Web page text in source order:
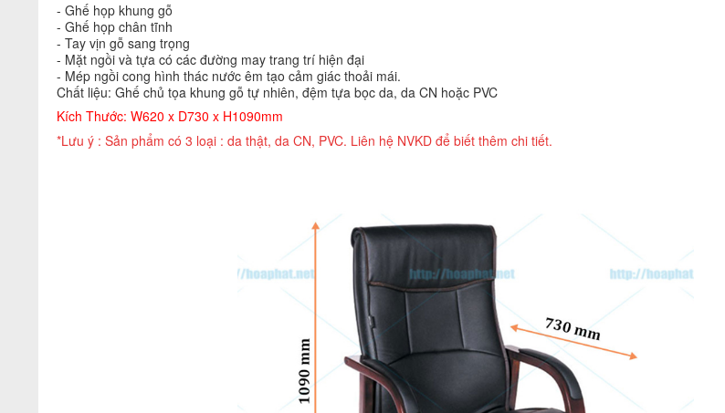
- Ghế họp khung gỗ
- Ghế họp chân tĩnh
- Tay vịn gỗ sang trọng
- Mặt ngồi và tựa có các đường may trang trí hiện đại
- Mép ngồi cong hình thác nước êm tạo cảm giác thoải mái.
Chất liệu: Ghế chủ tọa khung gỗ tự nhiên, đệm tựa bọc da, da CN hoặc PVC
Kích Thước: W620 x D730 x H1090mm
*Lưu ý : Sản phẩm có 3 loại : da thật, da CN, PVC. Liên hệ NVKD để biết thêm chi tiết.